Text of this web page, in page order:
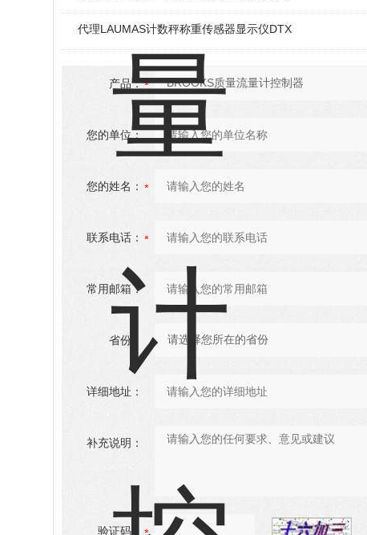
代理LAUMAS计数秤称重传感器显示仪DTX
产品：
您的单位：
您的姓名：
联系电话：
常用邮箱：
省份：
详细地址：
补充说明：
验证码：